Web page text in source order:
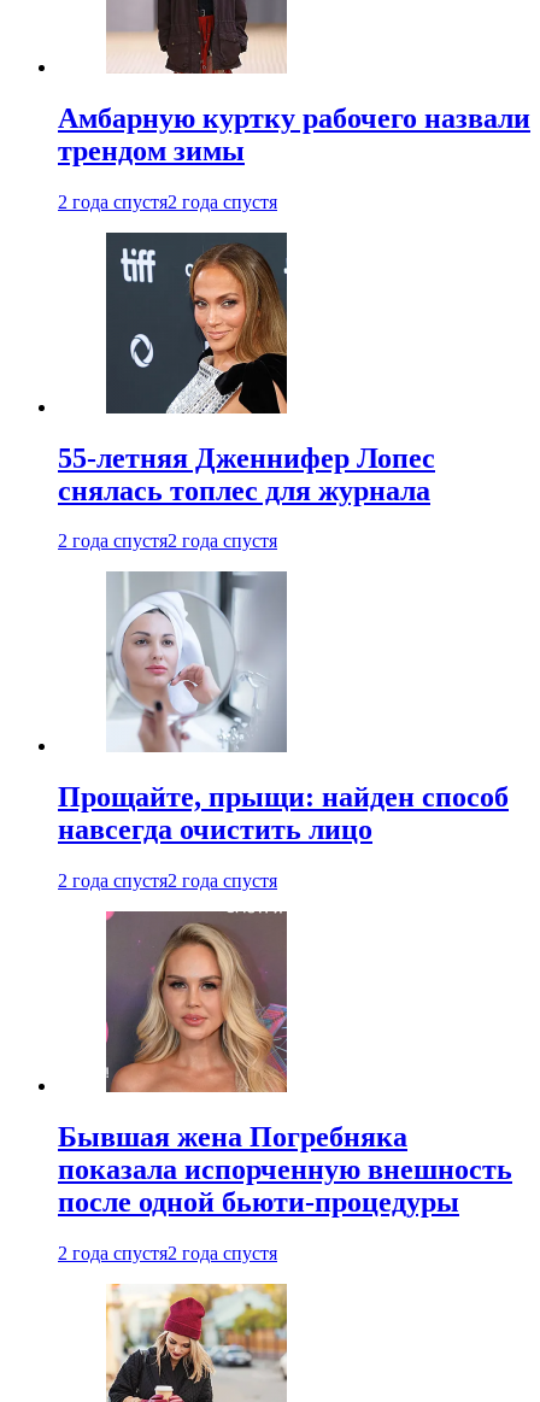
Амбарную куртку рабочего назвали
трендом зимы
2 года спустя2 года спустя
55-летняя Дженнифер Лопес
снялась топлес для журнала
2 года спустя2 года спустя
Прощайте, прыщи: найден способ
навсегда очистить лицо
2 года спустя2 года спустя
Бывшая жена Погребняка
показала испорченную внешность
после одной бьюти-процедуры
2 года спустя2 года спустя